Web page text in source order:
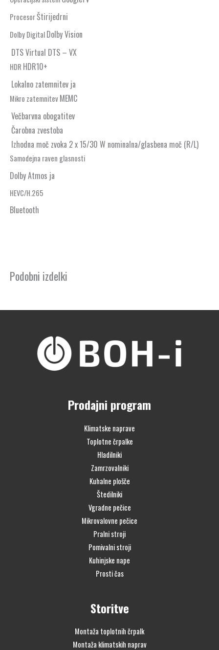
ProcesorŠtirijedrni
Dolby DigitalDolby Vision
DTS Virtual DTS – VX
HDR HDR10+
Lokalno zatemnitev ja
Mikro zatemnitevMEMC
Večbarvna obogatitev
Čarobna zvestoba
Izhodna moč zvoka 2 x 15/30 W nominalna/glasbena moč (R/L)
Samodejna raven glasnosti
Dolby Atmos ja
HEVC/H.265
Bluetooth
Podobni izdelki
Prodajni program
Klimatske naprave
Toplotne črpalke
Hladilniki
Zamrzovalniki
Kuhalne plošče
Štedilniki
Vgradne pečice
Mikrovalovne pečice
Pralni stroji
Pomivalni stroji
Kuhinjske nape
Prosti čas
Storitve
Montaža toplotnih črpalk
Montaža klimatskih naprav